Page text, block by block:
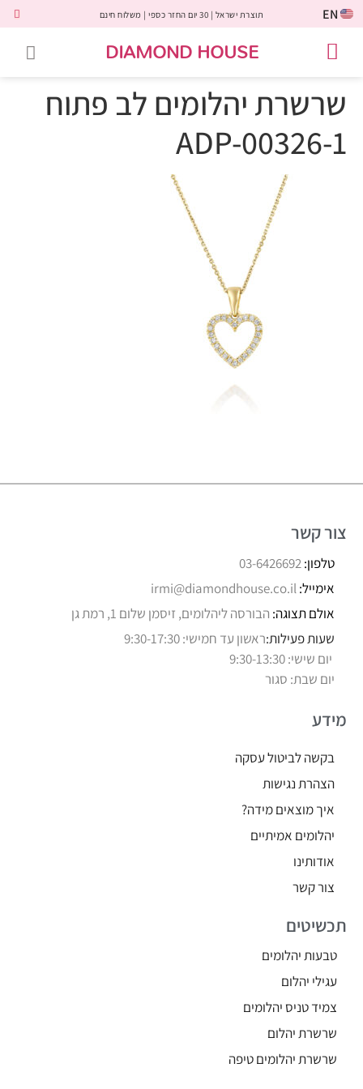
EN תוצרת ישראל | 30 יום החזר כספי | משלוח חינם
DIAMOND HOUSE
שרשרת יהלומים לב פתוח
ADP-00326-1
צור קשר
טלפון:03-6426692
אימייל:irmi@diamondhouse.co.il
אולם תצוגה: הבורסה ליהלומים, זיסמן שלום 1, רמת גן
שעות פעילות:ראשון עד חמישי: 9:30-17:30
יום שישי: 9:30-13:30
יום שבת: סגור
מידע
בקשה לביטול עסקה
הצהרת נגישות
איך מוצאים מידה?
יהלומים אמיתיים
אודותינו
צור קשר
תכשיטים
טבעות יהלומים
עגילי יהלום
צמיד טניס יהלומים
שרשרת יהלום
שרשרת יהלומים טיפה